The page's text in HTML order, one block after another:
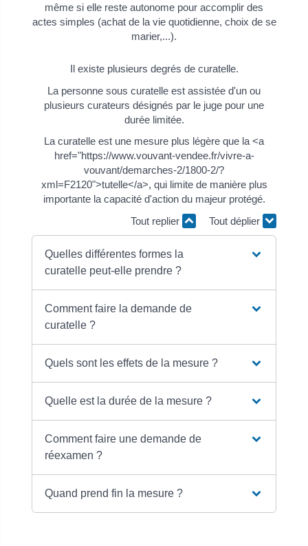
même si elle reste autonome pour accomplir des
actes simples (achat de la vie quotidienne, choix de se
marier,...).
Il existe plusieurs degrés de curatelle.
La personne sous curatelle est assistée d'un ou
plusieurs curateurs désignés par le juge pour une
durée limitée.
La curatelle est une mesure plus légère que la <a
href="https://www.vouvant-vendee.fr/vivre-a-
vouvant/demarches-2/1800-2/?
xml=F2120">tutelle</a>, qui limite de manière plus
importante la capacité d'action du majeur protégé.
Tout replier
Tout déplier
Quelles différentes formes la
curatelle peut-elle prendre ?
Comment faire la demande de
curatelle ?
Quels sont les effets de la mesure ?
Quelle est la durée de la mesure ?
Comment faire une demande de
réexamen ?
Quand prend fin la mesure ?